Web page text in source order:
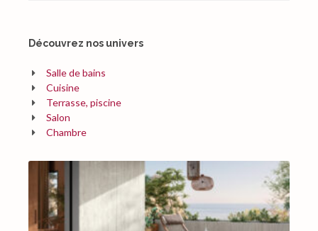
Découvrez nos univers
Salle de bains
Cuisine
Terrasse, piscine
Salon
Chambre